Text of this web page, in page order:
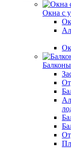
Окна с
Балконы